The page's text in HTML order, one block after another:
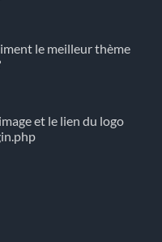
le meilleur thème
et le lien du logo